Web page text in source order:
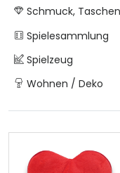
Schmuck,
Spielesammlung
Spielzeug
Wohnen / Deko